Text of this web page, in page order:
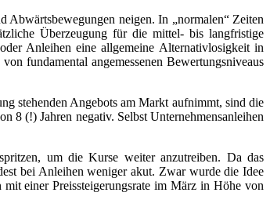
Abwärtsbewegungen neigen. In „normalen“ Zeiten
Überzeugung für die mittel- bis langfristige
Anleihen eine allgemeine Alternativlosigkeit in
fundamental angemessenen Bewertungsniveaus
stehenden Angebots am Markt aufnimmt, sind die
8 (!) Jahren negativ. Selbst Unternehmensanleihen
um die Kurse weiter anzutreiben. Da das
bei Anleihen weniger akut. Zwar wurde die Idee
einer Preissteigerungsrate im März in Höhe von